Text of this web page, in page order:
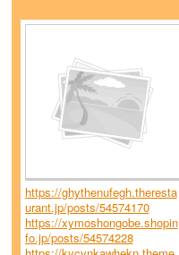
https://ghythenufegh.theresta
urant.jp/posts/54574170
https://xymoshongobe.shopin
fo.jp/posts/54574228